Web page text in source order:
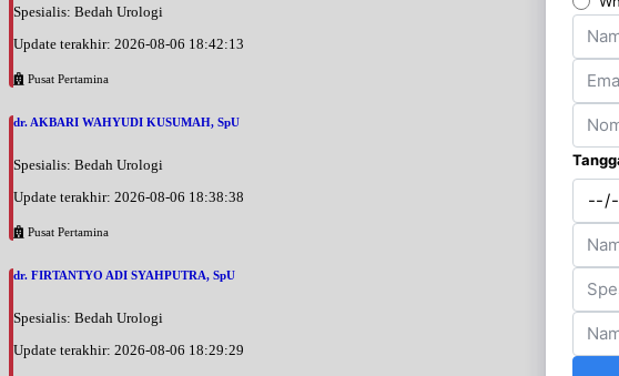
Spesialis: Bedah Urologi
Update terakhir: 2026-08-06 18:42:13
Pusat Pertamina
dr. AKBARI WAHYUDI KUSUMAH, SpU
Spesialis: Bedah Urologi
Update terakhir: 2026-08-06 18:38:38
Pusat Pertamina
dr. FIRTANTYO ADI SYAHPUTRA, SpU
Spesialis: Bedah Urologi
Update terakhir: 2026-08-06 18:29:29